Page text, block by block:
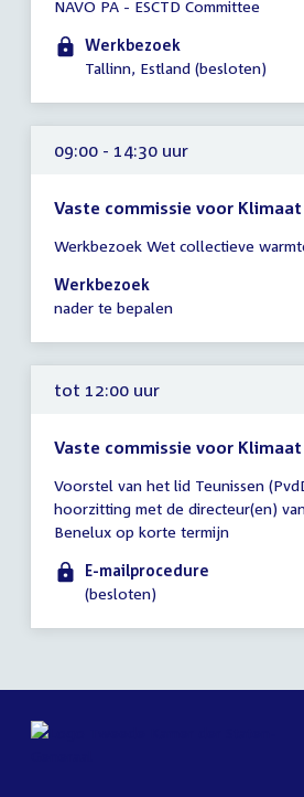
vergadering
00:01
-
uur
NAVO PA - ESCTD Committee
Werkbezoek
Tallinn, Estland (besloten)
09:00 - 14:30 uur
Vaste commissie voor
vergadering
09:00
uur
Werkbezoek Wet collectieve
Werkbezoek
nader te bepalen
tot 12:00 uur
Vaste commissie voor
vergadering
tot
12:00
uur
Voorstel van het lid Teunissen
hoorzitting met de directeur(en)
Benelux op korte termijn
E-mailprocedure
(besloten)